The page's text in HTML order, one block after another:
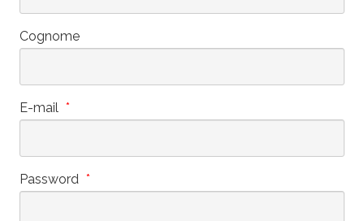
Cognome
E-mail *
Password *